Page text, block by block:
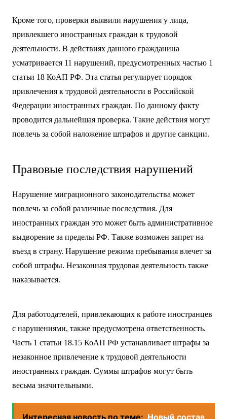
Кроме того, проверки выявили нарушения у лица,
привлекшего иностранных граждан к трудовой
деятельности. В действиях данного гражданина
усматривается 11 нарушений, предусмотренных частью 1
статьи 18 КоАП РФ. Эта статья регулирует порядок
привлечения к трудовой деятельности в Российской
Федерации иностранных граждан. По данному факту
проводится дальнейшая проверка. Такие действия могут
повлечь за собой наложение штрафов и другие санкции.
Правовые последствия нарушений
Нарушение миграционного законодательства может
повлечь за собой различные последствия. Для
иностранных граждан это может быть административное
выдворение за пределы РФ. Также возможен запрет на
въезд в страну. Нарушение режима пребывания влечет за
собой штрафы. Незаконная трудовая деятельность также
наказывается.
Для работодателей, привлекающих к работе иностранцев
с нарушениями, также предусмотрена ответственность.
Часть 1 статьи 18.15 КоАП РФ устанавливает штрафы за
незаконное привлечение к трудовой деятельности
иностранных граждан. Суммы штрафов могут быть
весьма значительными.